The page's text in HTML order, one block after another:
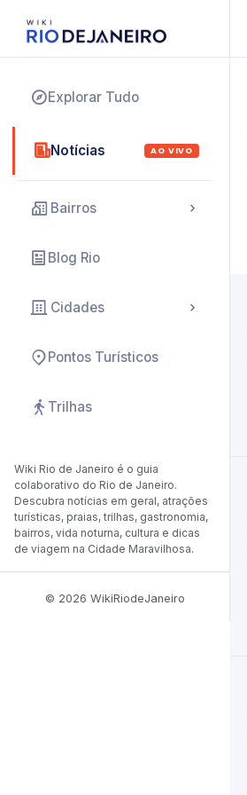
Explorar Tudo
Notícias AO VIVO
Bairros
Blog Rio
Cidades
Pontos Turísticos
Trilhas
Wiki Rio de Janeiro é o guia
colaborativo do Rio de Janeiro.
Descubra notícias em geral, atrações
turísticas, praias, trilhas, gastronomia,
bairros, vida noturna, cultura e dicas
de viagem na Cidade Maravilhosa.
© 2026 WikiRiodeJaneiro